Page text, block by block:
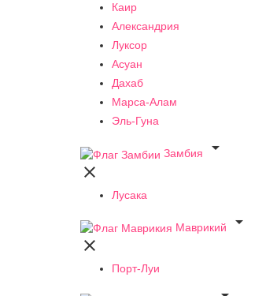
Каир
Александрия
Луксор
Асуан
Дахаб
Марса-Алам
Эль-Гуна
Замбия


Лусака
Маврикий


Порт-Луи